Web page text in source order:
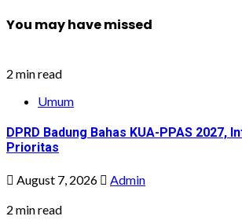
You may have missed
2 min read
Umum
DPRD Badung Bahas KUA-PPAS 2027,
Prioritas
August 7, 2026
Admin
2 min read